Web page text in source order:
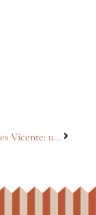
Ander Morales Vicente: una pieza, una historia, un motivo (Valencia)